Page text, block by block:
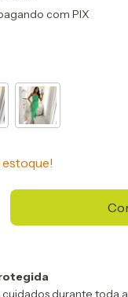
com PIX
estoque!
cuidados durante toda